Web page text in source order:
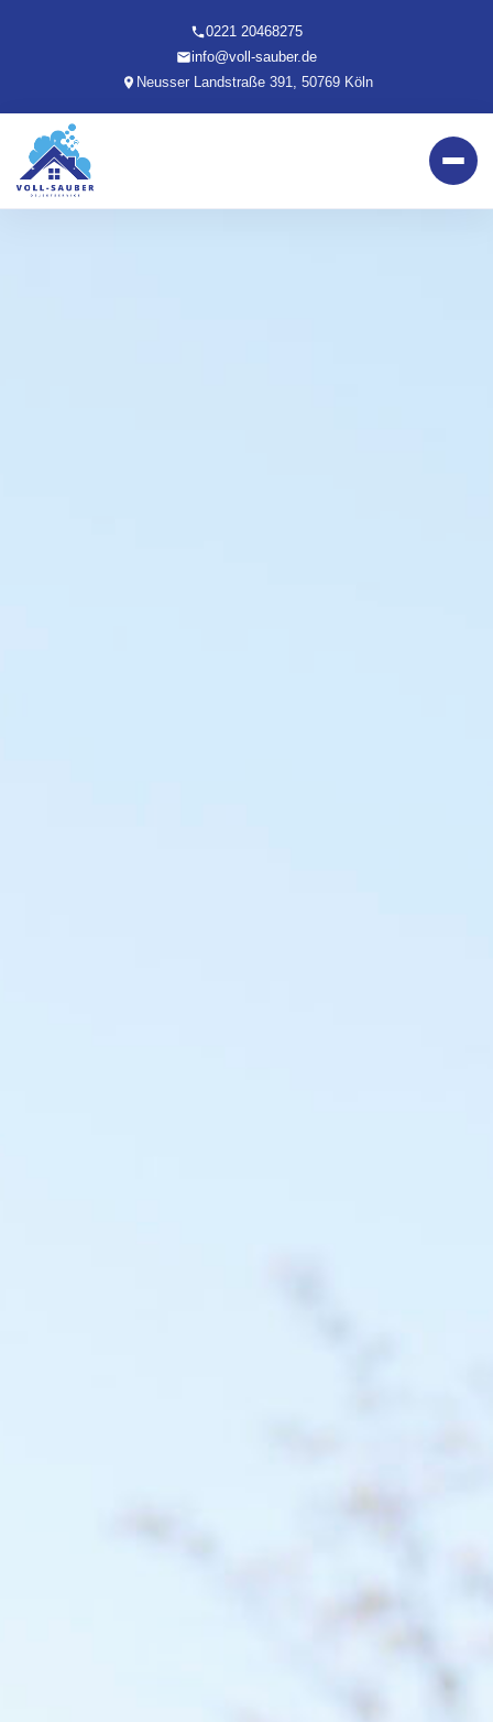
0221 20468275
info@voll-sauber.de
Neusser Landstraße 391, 50769 Köln